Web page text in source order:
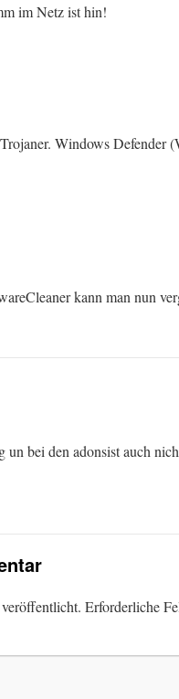
im Netz ist hin!
Windows Defender
kann man nun
bei den adonsist auch
Erforderliche